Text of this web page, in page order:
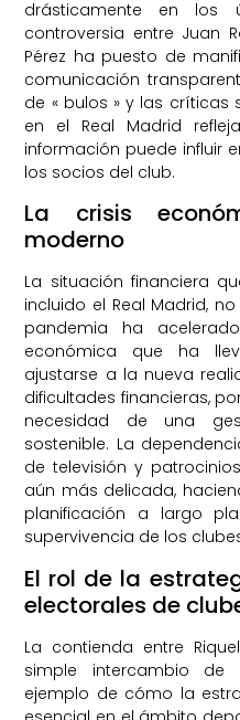
drásticamente en los
controversia entre Juan
Pérez ha puesto de
comunicación
de « bulos » y las críticas
en el Real Madrid
información puede influir
los socios del club.
La crisis
moderno
La situación financiera
incluido el Real Madrid,
pandemia ha
económica que ha
ajustarse a la nueva
dificultades financieras,
necesidad de una
sostenible. La
de televisión y
aún más delicada,
planificación a largo
supervivencia de los
El rol de la
electorales de
La contienda entre
simple intercambio de
ejemplo de cómo la